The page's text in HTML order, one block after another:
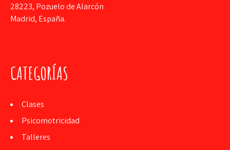
28223, Pozuelo de Alarcón
Madrid, España.
CATEGORÍAS
Clases
Psicomotricidad
Talleres